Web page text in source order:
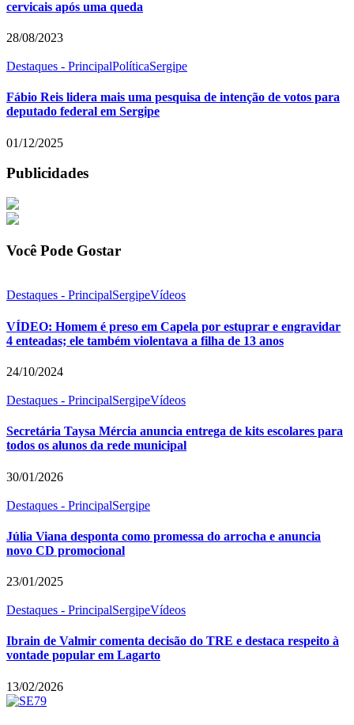
cervicais após uma queda
28/08/2023
Destaques - PrincipalPolíticaSergipe
Fábio Reis lidera mais uma pesquisa de intenção de votos para
deputado federal em Sergipe
01/12/2025
Publicidades
Você Pode Gostar
Destaques - PrincipalSergipeVídeos
VÍDEO: Homem é preso em Capela por estuprar e engravidar
4 enteadas; ele também violentava a filha de 13 anos
24/10/2024
Destaques - PrincipalSergipeVídeos
Secretária Taysa Mércia anuncia entrega de kits escolares para
todos os alunos da rede municipal
30/01/2026
Destaques - PrincipalSergipe
Júlia Viana desponta como promessa do arrocha e anuncia
novo CD promocional
23/01/2025
Destaques - PrincipalSergipeVídeos
Ibrain de Valmir comenta decisão do TRE e destaca respeito à
vontade popular em Lagarto
13/02/2026